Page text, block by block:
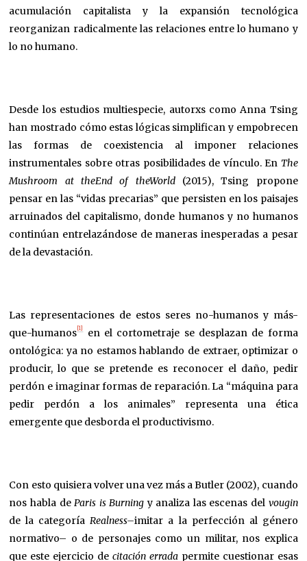
acumulación capitalista y la expansión tecnológica
reorganizan radicalmente las relaciones entre lo humano y
lo no humano.
Desde los estudios multiespecie, autorxs como Anna Tsing
han mostrado cómo estas lógicas simplifican y empobrecen
las formas de coexistencia al imponer relaciones
instrumentales sobre otras posibilidades de vínculo. En The
Mushroom at theEnd of theWorld(2015), Tsing propone
pensar en las “vidas precarias” que persisten en los paisajes
arruinados del capitalismo, donde humanos y no humanos
continúan entrelazándose de maneras inesperadas a pesar
de la devastación.
Las representaciones de estos seres no-humanos y más-
que-humanos[1]
en el cortometraje se desplazan de forma
ontológica: ya no estamos hablando de extraer, optimizar o
producir, lo que se pretende es reconocer el daño, pedir
perdón e imaginar formas de reparación. La “máquina para
pedir perdón a los animales” representa una ética
emergente que desborda el productivismo.
Con esto quisiera volver una vez más a Butler (2002), cuando
nos habla deParis is Burning y analiza las escenas del vougin
de la categoríaRealness–imitar a la perfección al género
normativo– o de personajes como un militar, nos explica
que este ejercicio de citación erradapermite cuestionar esas